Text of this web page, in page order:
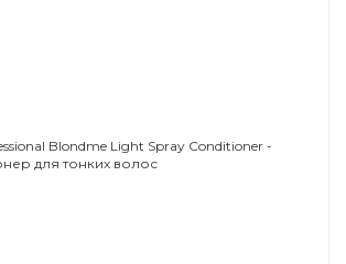
Blondme Light Spray Conditioner -
для тонких волос